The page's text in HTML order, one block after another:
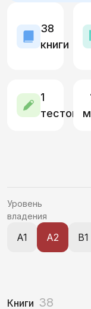
Количество,
Здоровье и
Путешествия
Страна и мир.
38
книги
1
тестов
Уровень
владения
A1 A2 B1
Книги 38